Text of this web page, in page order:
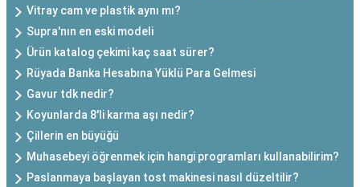
Vitray cam ve plastik aynı mı?
Supra'nın en eski modeli
Ürün katalog çekimi kaç saat sürer?
Rüyada Banka Hesabına Yüklü Para Gelmesi
Gavur tdk nedir?
Koyunlarda 8'li karma aşı nedir?
Çillerin en büyüğü
Muhasebeyi öğrenmek için hangi programları kullanabilirim?
Paslanmaya başlayan tost makinesi nasıl düzeltilir?